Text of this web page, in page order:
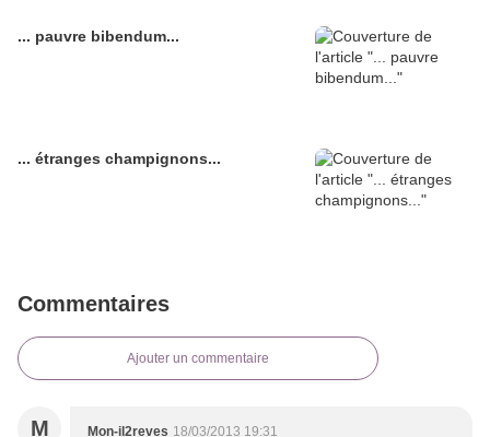
... pauvre bibendum...
... étranges champignons...
Commentaires
Ajouter un commentaire
M Mon-il2reves 18/03/2013 19:31